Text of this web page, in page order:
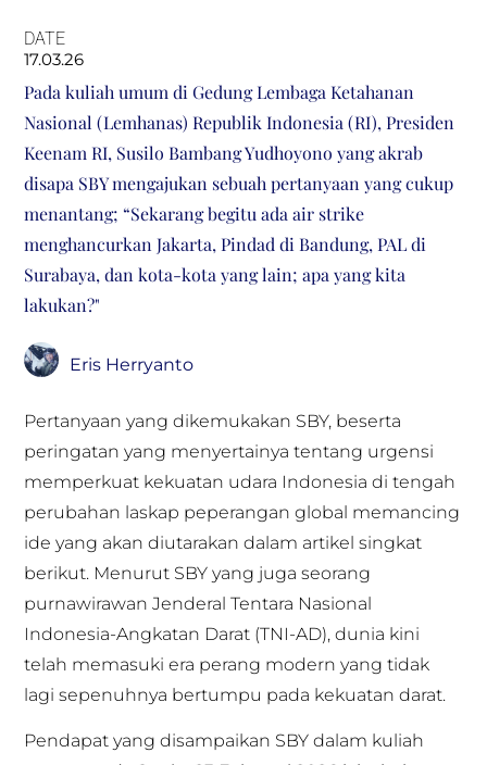
DATE
17.03.26
Pada kuliah umum di Gedung Lembaga Ketahanan
Nasional (Lemhanas) Republik Indonesia (RI), Presiden
Keenam RI, Susilo Bambang Yudhoyono yang akrab
disapa SBY mengajukan sebuah pertanyaan yang cukup
menantang; “Sekarang begitu ada air strike
menghancurkan Jakarta, Pindad di Bandung, PAL di
Surabaya, dan kota-kota yang lain; apa yang kita
lakukan?"
Eris Herryanto
Pertanyaan yang dikemukakan SBY, beserta
peringatan yang menyertainya tentang urgensi
memperkuat kekuatan udara Indonesia di tengah
perubahan laskap peperangan global memancing
ide yang akan diutarakan dalam artikel singkat
berikut. Menurut SBY yang juga seorang
purnawirawan Jenderal Tentara Nasional
Indonesia-Angkatan Darat (TNI-AD), dunia kini
telah memasuki era perang modern yang tidak
lagi sepenuhnya bertumpu pada kekuatan darat.
Pendapat yang disampaikan SBY dalam kuliah